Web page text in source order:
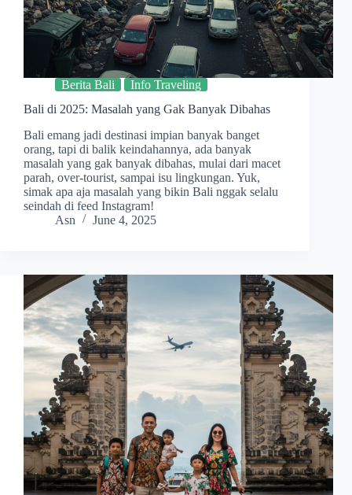
Berita Bali
Info Traveling
Bali di 2025: Masalah yang Gak Banyak Dibahas
Bali emang jadi destinasi impian banyak banget
orang, tapi di balik keindahannya, ada banyak
masalah yang gak banyak dibahas, mulai dari macet
parah, over-tourist, sampai isu lingkungan. Yuk,
simak apa aja masalah yang bikin Bali nggak selalu
seindah di feed Instagram!
Asn
June 4, 2025